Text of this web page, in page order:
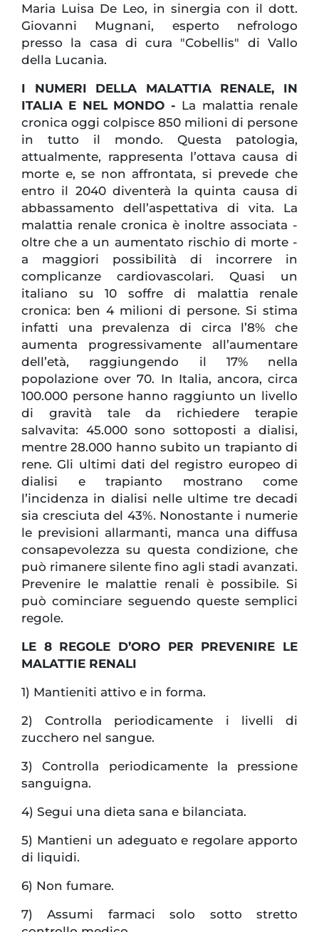
Maria Luisa De Leo, in sinergia con il dott.
Giovanni Mugnani, esperto nefrologo
presso la casa di cura "Cobellis" di Vallo
della Lucania.
I NUMERI DELLA MALATTIA RENALE, IN
ITALIA E NEL MONDO - La malattia renale
cronica oggi colpisce 850 milioni di persone
in tutto il mondo. Questa patologia,
attualmente, rappresenta l’ottava causa di
morte e, se non affrontata, si prevede che
entro il 2040 diventerà la quinta causa di
abbassamento dell’aspettativa di vita. La
malattia renale cronica è inoltre associata -
oltre che a un aumentato rischio di morte -
a maggiori possibilità di incorrere in
complicanze cardiovascolari. Quasi un
italiano su 10 soffre di malattia renale
cronica: ben 4 milioni di persone. Si stima
infatti una prevalenza di circa l’8% che
aumenta progressivamente all’aumentare
dell’età, raggiungendo il 17% nella
popolazione over 70. In Italia, ancora, circa
100.000 persone hanno raggiunto un livello
di gravità tale da richiedere terapie
salvavita: 45.000 sono sottoposti a dialisi,
mentre 28.000 hanno subito un trapianto di
rene. Gli ultimi dati del registro europeo di
dialisi e trapianto mostrano come
l’incidenza in dialisi nelle ultime tre decadi
sia cresciuta del 43%. Nonostante i numerie
le previsioni allarmanti, manca una diffusa
consapevolezza su questa condizione, che
può rimanere silente fino agli stadi avanzati.
Prevenire le malattie renali è possibile. Si
può cominciare seguendo queste semplici
regole.
LE 8 REGOLE D’ORO PER PREVENIRE LE
MALATTIE RENALI
1) Mantieniti attivo e in forma.
2) Controlla periodicamente i livelli di
zucchero nel sangue.
3) Controlla periodicamente la pressione
sanguigna.
4) Segui una dieta sana e bilanciata.
5) Mantieni un adeguato e regolare apporto
di liquidi.
6) Non fumare.
7) Assumi farmaci solo sotto stretto